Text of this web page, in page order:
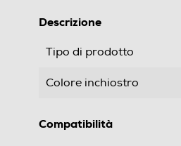
Descrizione
Tipo di prodotto
Colore inchiostro
Compatibilità